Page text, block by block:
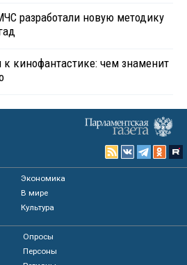
разработали новую методику
кинофантастике: чем знаменит
Экономика
В мире
Культура
Опросы
Персоны